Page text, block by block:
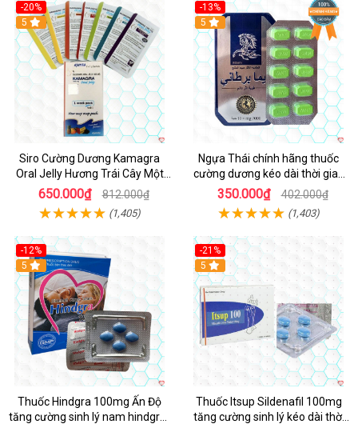
-20%
5
Siro Cường Dương Kamagra
Oral Jelly Hương Trái Cây Một
Hộp 7 Gói 100g
650.000₫ 812.000₫
(1,405)
-13%
Hot
5
Ngựa Thái chính hãng thuốc
cường dương kéo dài thời gian
cho Nam hộp 10 viên
350.000₫ 402.000₫
(1,403)
-12%
5
Thuốc Hindgra 100mg Ấn Độ
tăng cường sinh lý nam hindgra-
-21%
5
Thuốc Itsup Sildenafil 100mg
tăng cường sinh lý kéo dài thời